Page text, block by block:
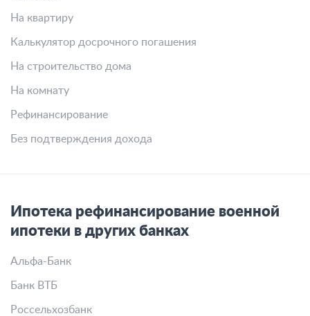
На квартиру
Калькулятор досрочного погашения
На строительство дома
На комнату
Рефинансирование
Без подтверждения дохода
Ипотека рефинансирование военной
ипотеки в других банках
Альфа-Банк
Банк ВТБ
Россельхозбанк